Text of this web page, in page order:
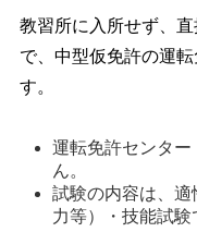
教習所に入所せず、直
で、中型仮免許の運
す。
運転免許センタ
ん。
試験の内容は、
力等）・技能試験